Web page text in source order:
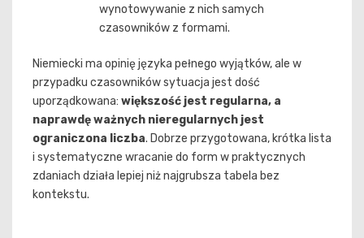
wynotowywanie z nich samych
czasowników z formami.
Niemiecki ma opinię języka pełnego wyjątków, ale w
przypadku czasowników sytuacja jest dość
uporządkowana: większość jest regularna, a
naprawdę ważnych nieregularnych jest
ograniczona liczba. Dobrze przygotowana, krótka lista
i systematyczne wracanie do form w praktycznych
zdaniach działa lepiej niż najgrubsza tabela bez
kontekstu.